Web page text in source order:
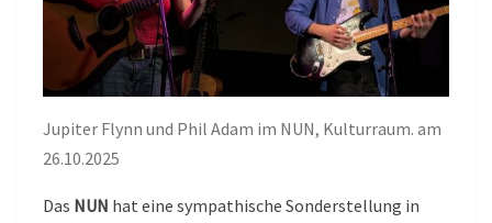
Jupiter Flynn und Phil Adam im NUN, Kulturraum. am
26.10.2025
Das NUN hat eine sympathische Sonderstellung in